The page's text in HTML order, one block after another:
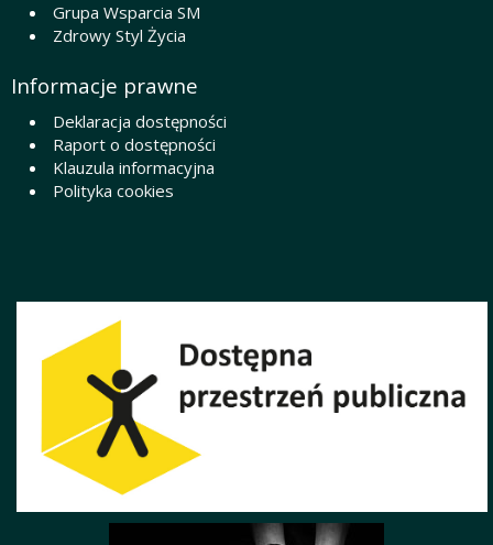
Grupa Wsparcia SM
Zdrowy Styl Życia
Informacje prawne
Deklaracja dostępności
Raport o dostępności
Klauzula informacyjna
Polityka cookies